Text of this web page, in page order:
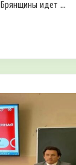
идет ...